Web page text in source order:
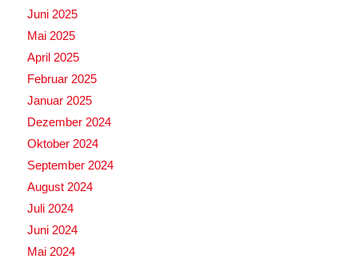
Juni 2025
Mai 2025
April 2025
Februar 2025
Januar 2025
Dezember 2024
Oktober 2024
September 2024
August 2024
Juli 2024
Juni 2024
Mai 2024